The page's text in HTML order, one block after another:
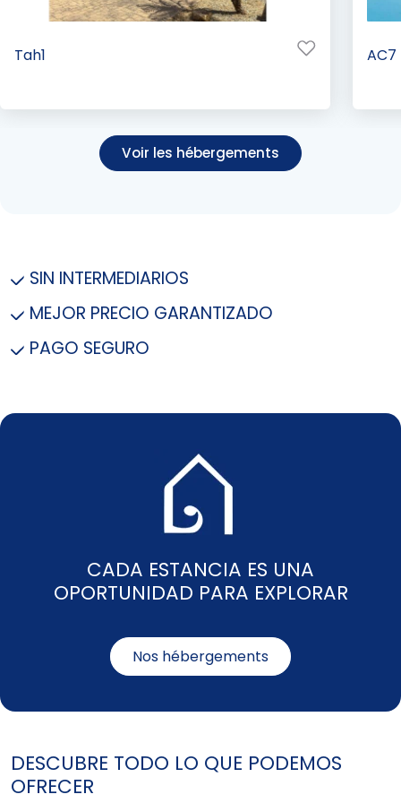
Tah1 AC7
Voir les hébergements
SIN INTERMEDIARIOS
MEJOR PRECIO GARANTIZADO
PAGO SEGURO
CADA ESTANCIA ES UNA
OPORTUNIDAD PARA EXPLORAR
Nos hébergements
DESCUBRE TODO LO QUE PODEMOS
OFRECER